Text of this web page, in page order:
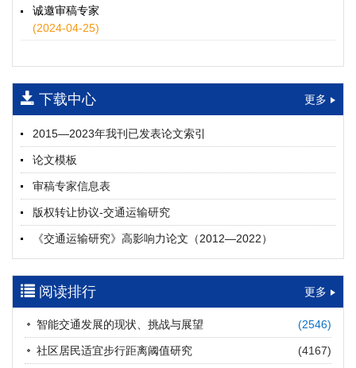
9931.2026.03.010
摘要 (29 ) HTML
师瑞峰, 程龙飞, 张凌志, 王亚彬, 刘状壮
2026, 12(3): 137-150.https://doi.org/10.16503/j.cnki.2095-
9931.2026.03.011
摘要 (14) HTML(13)
基于TimeXer模型的高速公路服务区充电负荷预测
孙偲赫, 宋国华, 朱子俊, 范鹏飞, 石莹
2026, 12(3): 151-162.
9931.2026.03.012
摘要 (20) HTML(20)
多层能源供给网络下高速公路系统韧性提升方法
郝泉霖, 兰富安, 赖波, 陈立栋, 宋志英, 郑帅
2026, 12(3): 163-175.https://doi.org/10.16503/j.cnki.2095-
9931.2026.03.013
摘要 (14) HTML(12)
道路建养运通用碳核算方法及应用
王元庆, 王皎, 刘圆圆, 于谦, 刘聂旸子, 杨诗雨
诚邀审稿专家
(2024-04-25)
下载中心 更多
2015—2023年我刊已发表论文索引
论文模板
审稿专家信息表
版权转让协议-交通运输研究
《交通运输研究》高影响力论文（2012—2022）
中英文摘要撰写规范及样例
阅读排行 更多
智能交通发展的现状、挑战与展望 (2546)
社区居民适宜步行距离阈值研究 (4167)